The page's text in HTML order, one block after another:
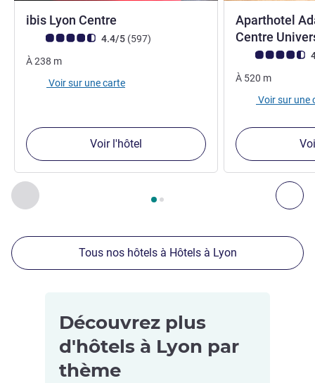
Précédent - Nos autres établissements à proximité
Page , Nos autres établissements à proximité 1 :,
ibis Lyon Centre
Note Avis clients (Note ALL)
4.4/5 (597avis
)
À238 m
Voir sur une carte
Voir l'hôtel
Aparthotel
Centre
Note Avis clients
À 520 m
Voir sur une
Tous nos hôtels à Hôtels à Lyon
Découvrez plus
d'hôtels à Lyon par
thème